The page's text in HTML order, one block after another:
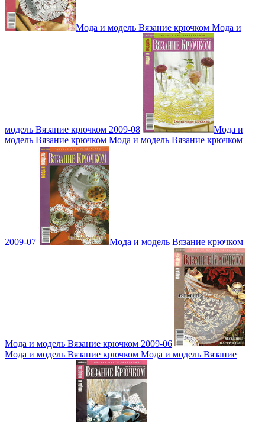
Мода и модель Вязание крючком Мода и
модель Вязание крючком 2009-08
Мода и
модель Вязание крючком Мода и модель Вязание крючком
2009-07 Мода и модель Вязание крючком
Мода и модель Вязание крючком 2009-06
Мода и модель Вязание крючком Мода и модель Вязание